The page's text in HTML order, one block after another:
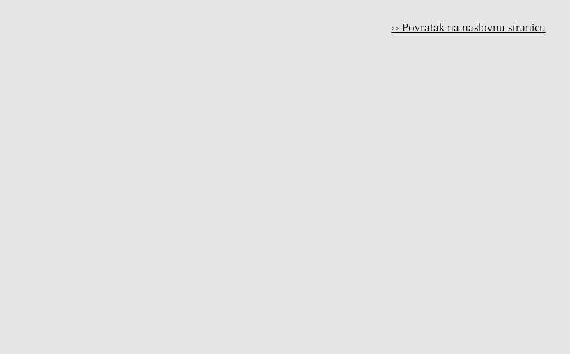
>> Povratak na naslovnu stranicu